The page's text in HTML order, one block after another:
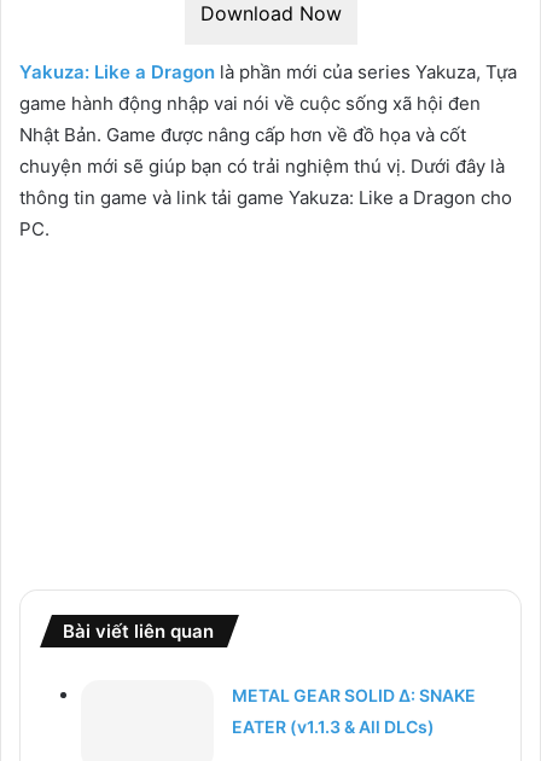
Download Now
Yakuza: Like a Dragon là phần mới của series Yakuza, Tựa
game hành động nhập vai nói về cuộc sống xã hội đen
Nhật Bản. Game được nâng cấp hơn về đồ họa và cốt
chuyện mới sẽ giúp bạn có trải nghiệm thú vị. Dưới đây là
thông tin game và link tải game Yakuza: Like a Dragon cho
PC.
Bài viết liên quan
METAL GEAR SOLID Δ: SNAKE
EATER (v1.1.3 & All DLCs)